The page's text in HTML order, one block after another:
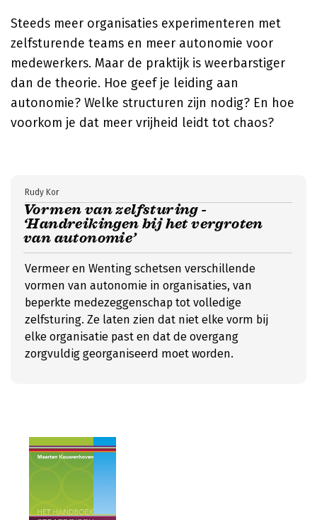
Steeds meer organisaties experimenteren met
zelfsturende teams en meer autonomie voor
medewerkers. Maar de praktijk is weerbarstiger
dan de theorie. Hoe geef je leiding aan
autonomie? Welke structuren zijn nodig? En hoe
voorkom je dat meer vrijheid leidt tot chaos?
Vormen van zelfsturing -
‘Handreikingen bij het vergroten
van autonomie’
Rudy Kor
Vermeer en Wenting schetsen verschillende
vormen van autonomie in organisaties, van
beperkte medezeggenschap tot volledige
zelfsturing. Ze laten zien dat niet elke vorm bij
elke organisatie past en dat de overgang
zorgvuldig georganiseerd moet worden.